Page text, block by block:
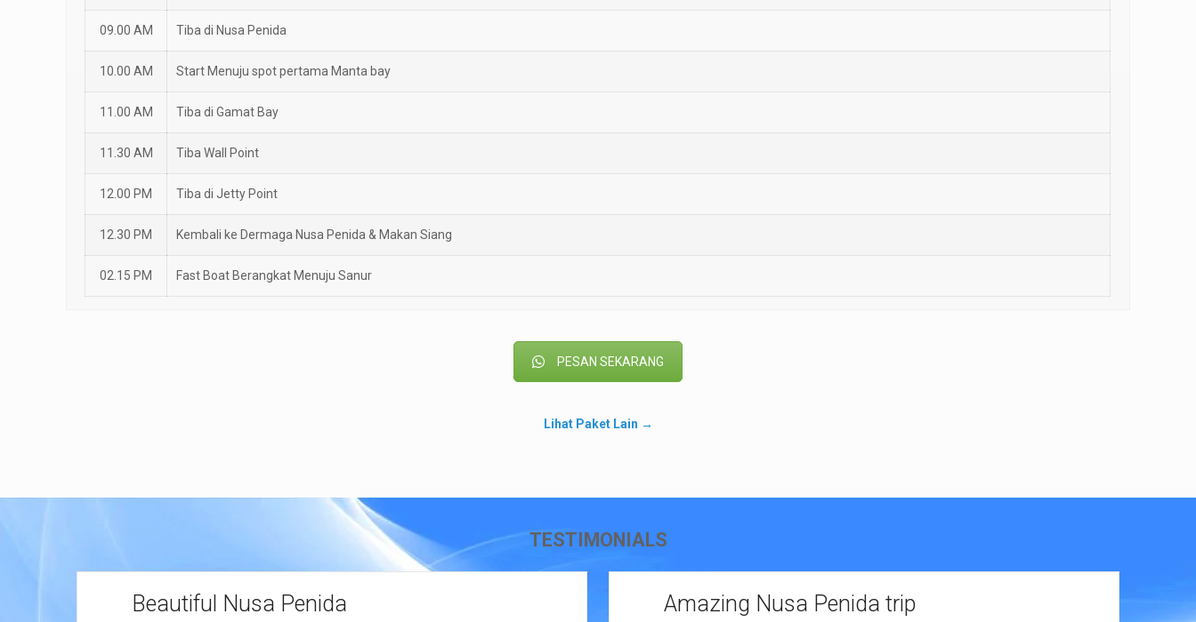
09.00 AM Tiba di Nusa Penida
10.00 AM Start Menuju spot pertama Manta bay
11.00 AM Tiba di Gamat Bay
11.30 AM Tiba Wall Point
12.00 PM Tiba di Jetty Point
12.30 PM Kembali ke Dermaga Nusa Penida & Makan Siang
02.15 PM Fast Boat Berangkat Menuju Sanur
PESAN SEKARANG
Lihat Paket Lain →
TESTIMONIALS
Beautiful Nusa Penida Amazing Nusa Penida trip